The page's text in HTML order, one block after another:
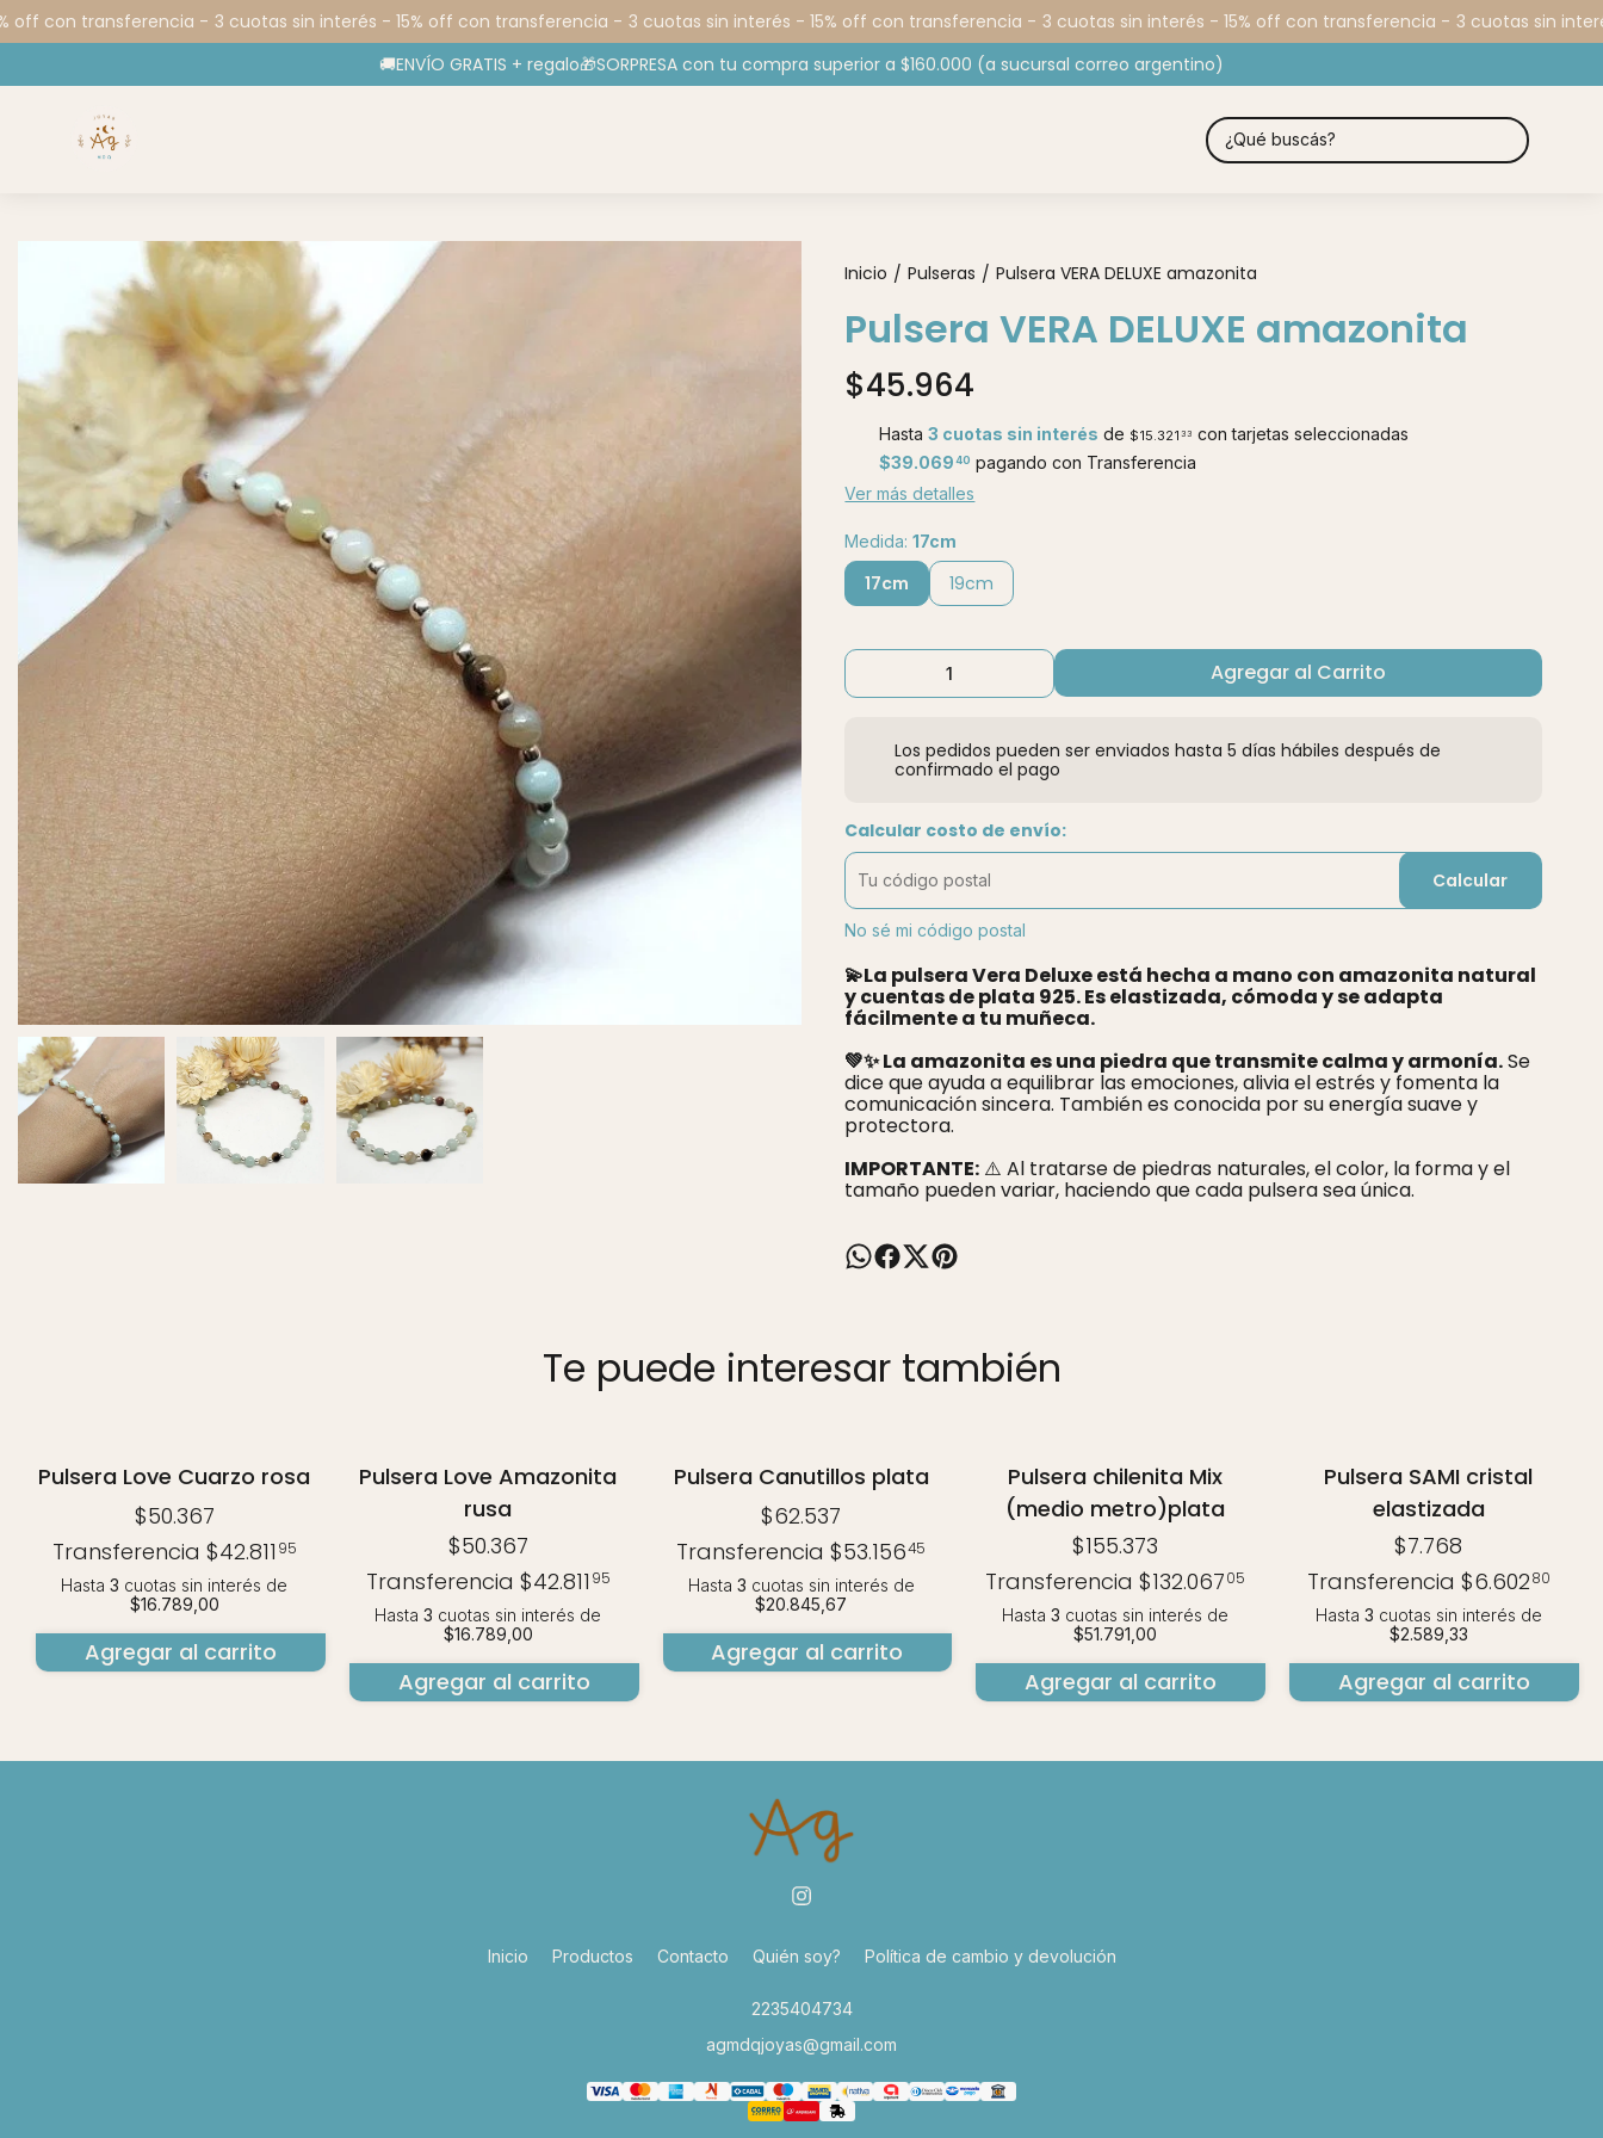
con transferencia - 3 cuotas sin interés - 15% off con transferencia - 3 cuotas sin interés - 15% off con transferencia - 3 cuotas sin interés - 15% off con transferencia - 3 cuotas sin
🚚ENVÍO GRATIS + regalo🎁SORPRESA con tu compra superior a $160.000 (a sucursal correo argentino)
Inicio / Pulseras / Pulsera VERA DELUXE amazonita
Pulsera VERA DELUXE amazonita
$45.964
Hasta3 cuotas sin interés de $15.321 33 con tarjetas seleccionadas
$39.069 40 pagando con Transferencia
Ver más detalles
Medida:17cm
17cm 19cm
Agregar al Carrito
Los pedidos pueden ser enviados hasta 5 días hábiles después de
confirmado el pago
Calcular costo de envío:
Calcular
No sé mi código postal
💫La pulsera Vera Deluxe está hecha a mano con amazonita natural
y cuentas de plata 925. Es elastizada, cómoda y se adapta
fácilmente a tu muñeca.
💚✨ La amazonita es una piedra que transmite calma y armonía.Se
dice que ayuda a equilibrar las emociones, alivia el estrés y fomenta la
comunicación sincera. También es conocida por su energía suave y
protectora.
IMPORTANTE: ⚠️ Al tratarse de piedras naturales, el color, la forma y el
tamaño pueden variar, haciendo que cada pulsera sea única.
Te puede interesar también
Pulsera Love Cuarzo rosa
$50.367
Transferencia $42.811 95
Hasta3 cuotas sin interés de
$16.789,00
Agregar al carrito
Pulsera Love Amazonita
rusa
$50.367
Transferencia $42.811 95
Hasta3 cuotas sin interés de
$16.789,00
Agregar al carrito
Pulsera Canutillos plata
$62.537
Transferencia$53.15645
Hasta 3 cuotas sin interés de
$20.845,67
Agregar al carrito
Pulsera chilenita Mix
(medio metro)plata
$155.373
Transferencia $132.06705
Hasta 3 cuotas sin interés de
$51.791,00
Agregar al carrito
Pulsera SAMI cristal
elastizada
$7.768
Transferencia $6.60280
Hasta 3 cuotas sin interés de
$2.589,33
Agregar al carrito
Inicio Productos Contacto Quién soy? Política de cambio y devolución
2235404734
agmdqjoyas@gmail.com